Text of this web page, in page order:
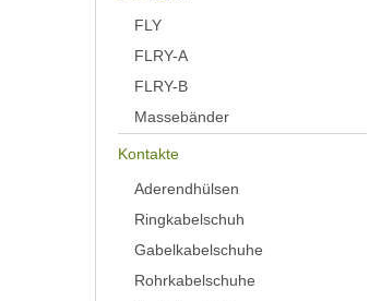
FLY
FLRY-A
FLRY-B
Massebänder
Kontakte
Aderendhülsen
Ringkabelschuh
Gabelkabelschuhe
Rohrkabelschuhe